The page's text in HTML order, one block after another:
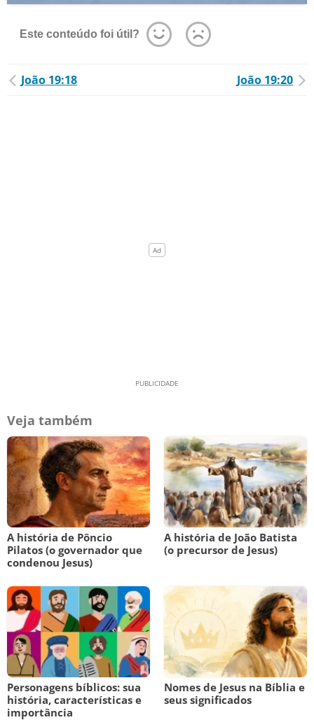
Este conteúdo foi útil?
João 19:18 João 19:20
Veja também
A história de Pôncio
Pilatos (o governador que
condenou Jesus)
A história de João Batista
(o precursor de Jesus)
Personagens bíblicos: sua
história, características e
importância
Nomes de Jesus na Bíblia e
seus significados